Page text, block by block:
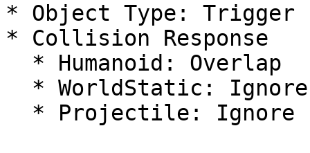
* Object Type: Trigger
* Collision Response